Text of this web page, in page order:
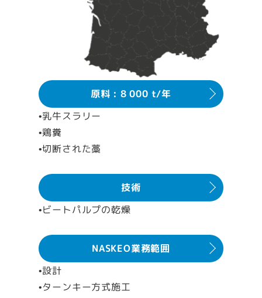
原料 : 8 000 t/年
•乳牛スラリー
•鶏糞
•切断された藁
技術
•ビートパルプの乾燥
NASKEO業務範囲
•設計
•ターンキー方式施工